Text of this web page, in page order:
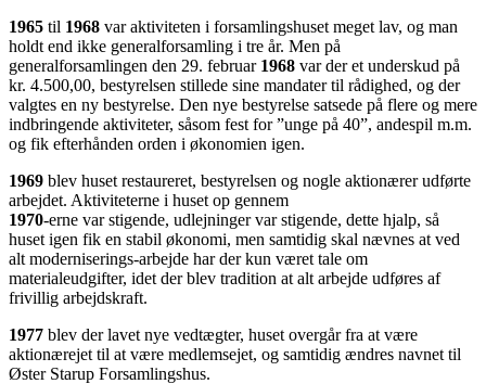
1965 til 1968 var aktiviteten i forsamlingshuset meget lav, og man
holdt end ikke generalforsamling i tre år. Men på
generalforsamlingen den 29. februar 1968 var der et underskud på
kr. 4.500,00, bestyrelsen stillede sine mandater til rådighed, og der
valgtes en ny bestyrelse. Den nye bestyrelse satsede på flere og mere
indbringende aktiviteter, såsom fest for ”unge på 40”, andespil m.m.
og fik efterhånden orden i økonomien igen.
1969 blev huset restaureret, bestyrelsen og nogle aktionærer udførte
arbejdet. Aktiviteterne i huset op gennem
1970-erne var stigende, udlejninger var stigende, dette hjalp, så
huset igen fik en stabil økonomi, men samtidig skal nævnes at ved
alt moderniserings-arbejde har der kun været tale om
materialeudgifter, idet der blev tradition at alt arbejde udføres af
frivillig arbejdskraft.
1977 blev der lavet nye vedtægter, huset overgår fra at være
aktionærejet til at være medlemsejet, og samtidig ændres navnet til
Øster Starup Forsamlingshus.